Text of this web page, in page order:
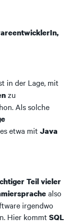
in der Lage, mit
zu
Als solche
etwa mit Java
Teil vieler
also
irgendwo
Hier kommt SQL